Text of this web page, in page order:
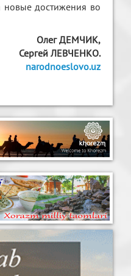
новые достижения во
Олег ДЕМЧИК,
Сергей ЛЕВЧЕНКО.
narodnoeslovo.uz